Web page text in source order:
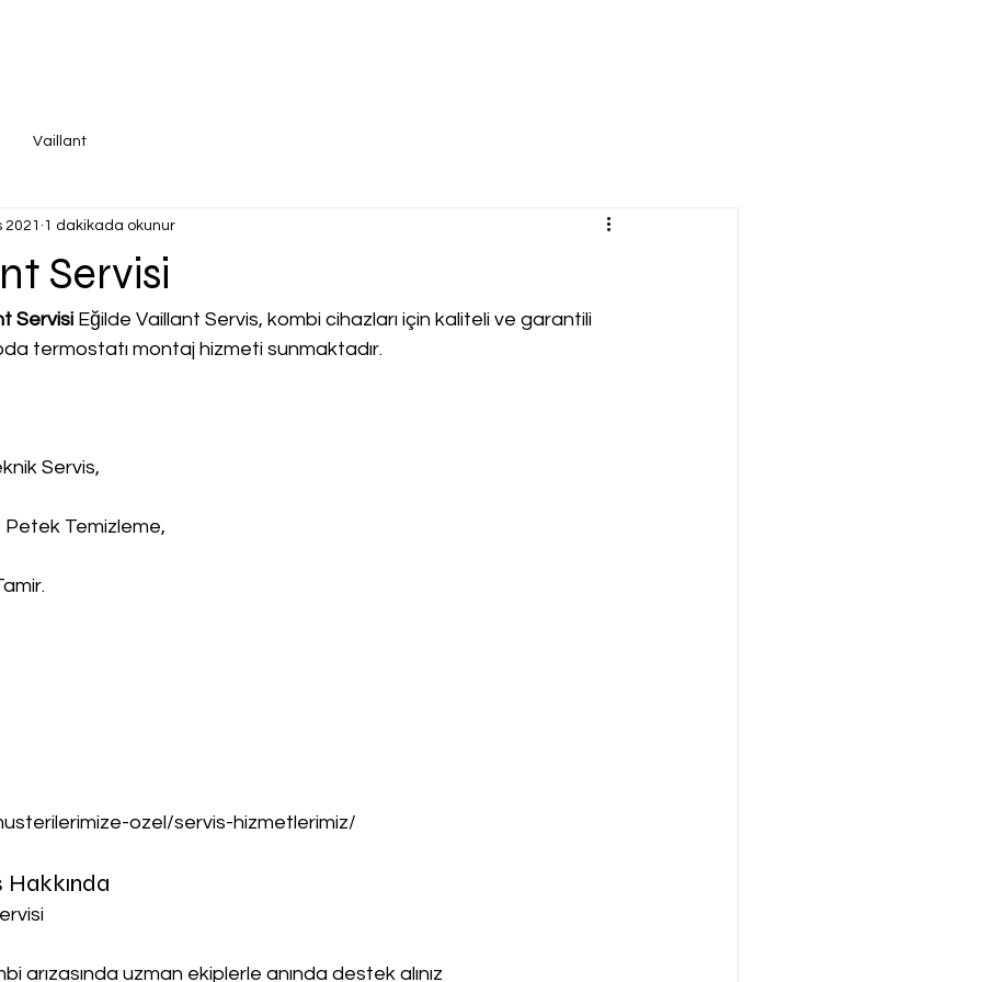
Vaillant
Servisi
2021 1 dakikada okunur
Servisi Eğilde Vaillant Servis, kombi cihazları için kaliteli ve garantili
termostatı montaj hizmeti sunmaktadır.
Servis,
Temizleme,
ozel/servis-hizmetlerimiz/
Hakkında
arızasında uzman ekiplerle anında destek alınız